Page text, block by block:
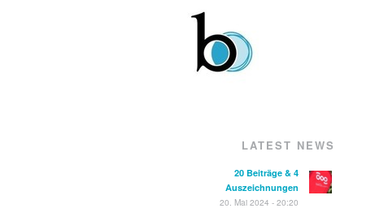
LATEST NEWS
20 Beiträge & 4
Auszeichnungen
20. Mai 2024 - 20:20